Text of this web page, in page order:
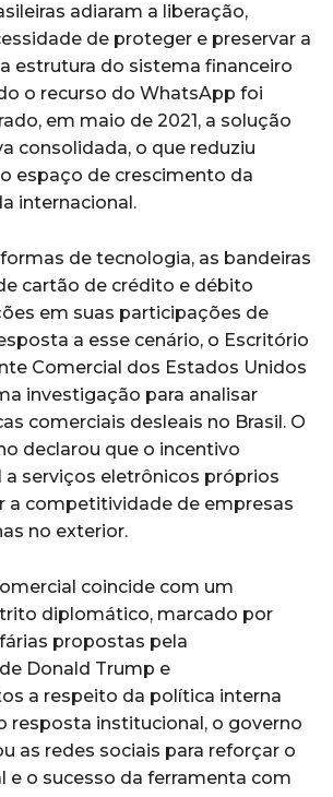
adiaram a liberação,
de proteger e preservar a
estrutura do sistema financeiro
o recurso do WhatsApp foi
em maio de 2021, a solução
consolidada, o que reduziu
espaço de crescimento da
internacional.
de tecnologia, as bandeiras
cartão de crédito e débito
em suas participações de
a esse cenário, o Escritório
Comercial dos Estados Unidos
investigação para analisar
comerciais desleais no Brasil. O
declarou que o incentivo
serviços eletrônicos próprios
a competitividade de empresas
no exterior.
coincide com um
diplomático, marcado por
propostas pela
Donald Trump e
a respeito da política interna
resposta institucional, o governo
as redes sociais para reforçar o
e o sucesso da ferramenta com